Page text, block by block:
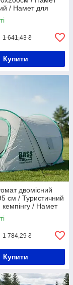
/ Намет для
для
1 641,43 ₴
Купити
двомісний
см / Туристичний
/ Намет
1 784,29 ₴
Купити